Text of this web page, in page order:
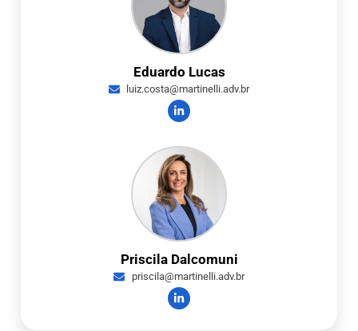
Eduardo Lucas
luiz.costa@martinelli.adv.br
Priscila Dalcomuni
priscila@martinelli.adv.br